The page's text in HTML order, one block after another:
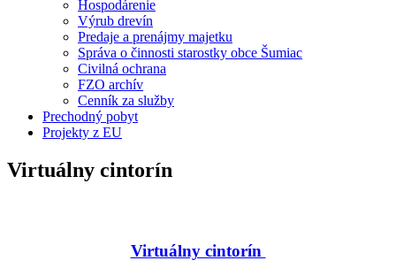
Hospodárenie
Výrub drevín
Predaje a prenájmy majetku
Správa o činnosti starostky obce Šumiac
Civilná ochrana
FZO archív
Cenník za služby
Prechodný pobyt
Projekty z EU
Virtuálny cintorín
Virtuálny cintorín